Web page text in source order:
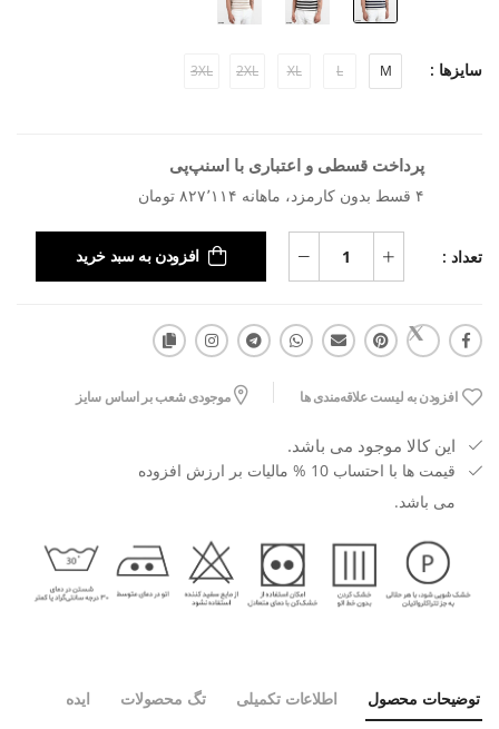
سایزها : M
L
XL
2XL
3XL
پرداخت قسطی و اعتباری با اسنپ‌پی
۴ قسط بدون کارمزد، ماهانه ۸۲۷٬۱۱۴ تومان
تعداد : افزودن به سبد خرید
افزودن به لیست علاقه‌مندی ها موجودی شعب بر اساس سایز
این کالا موجود می باشد.
قیمت ها با احتساب 10 % مالیات بر ارزش افزوده
می باشد.
توضیحات محصول اطلاعات تکمیلی تگ محصولات ایده